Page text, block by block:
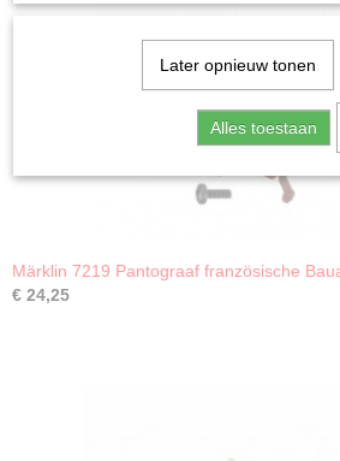
Märklin 7219 Pantograaf französische
€ 24,25
Later opnieuw tonen
Alles toestaan